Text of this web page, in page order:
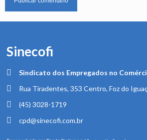
Sinecofi
Sindicato dos Empregados no
Rua Tiradentes, 353 Centro, Foz do
(45) 3028-1719
cpd@sinecofi.com.br